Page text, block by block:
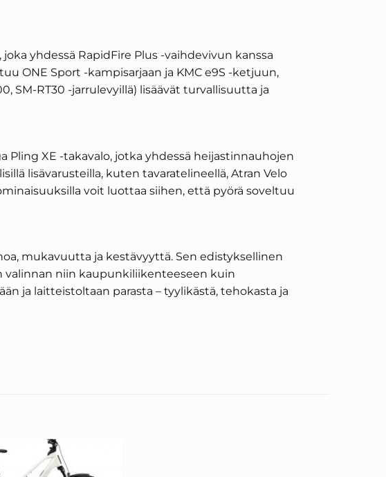
yhdessä RapidFire Plus -vaihdevivun kanssa
ONE Sport -kampisarjaan ja KMC e9S -ketjuun,
SM-RT30 -jarrulevyillä) lisäävät turvallisuutta ja
XE -takavalo, jotka yhdessä heijastinnauhojen
lisävarusteilla, kuten tavaratelineellä, Atran Velo
voit luottaa siihen, että pyörä soveltuu
mukavuutta ja kestävyyttä. Sen edistyksellinen
valinnan niin kaupunkiliikenteeseen kuin
ja laitteistoltaan parasta – tyylikästä, tehokasta ja